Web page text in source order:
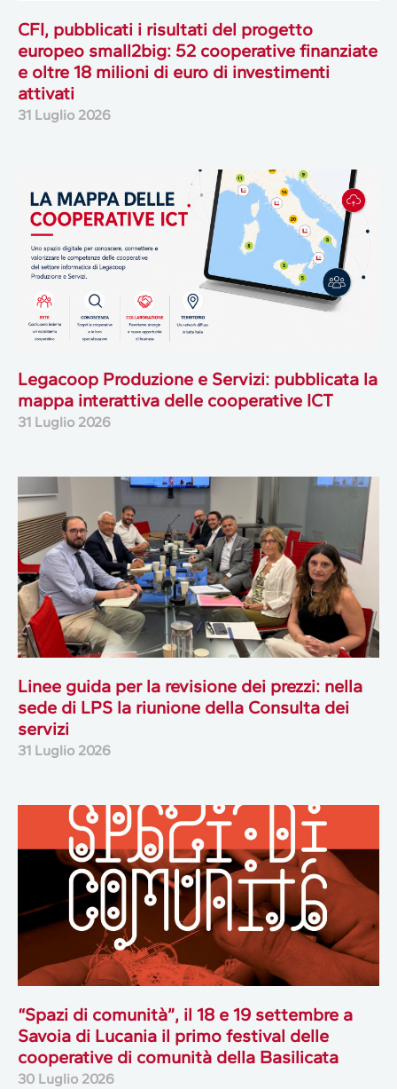
CFI, pubblicati i risultati del progetto
europeo small2big: 52 cooperative finanziate
e oltre 18 milioni di euro di investimenti
attivati
31 Luglio 2026
Legacoop Produzione e Servizi: pubblicata la
mappa interattiva delle cooperative ICT
31 Luglio 2026
Linee guida per la revisione dei prezzi: nella
sede di LPS la riunione della Consulta dei
servizi
31 Luglio 2026
“Spazi di comunità”, il 18 e 19 settembre a
Savoia di Lucania il primo festival delle
cooperative di comunità della Basilicata
30 Luglio 2026